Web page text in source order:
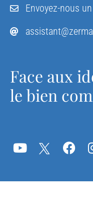
Envoyez-nous
Face aux
le bien